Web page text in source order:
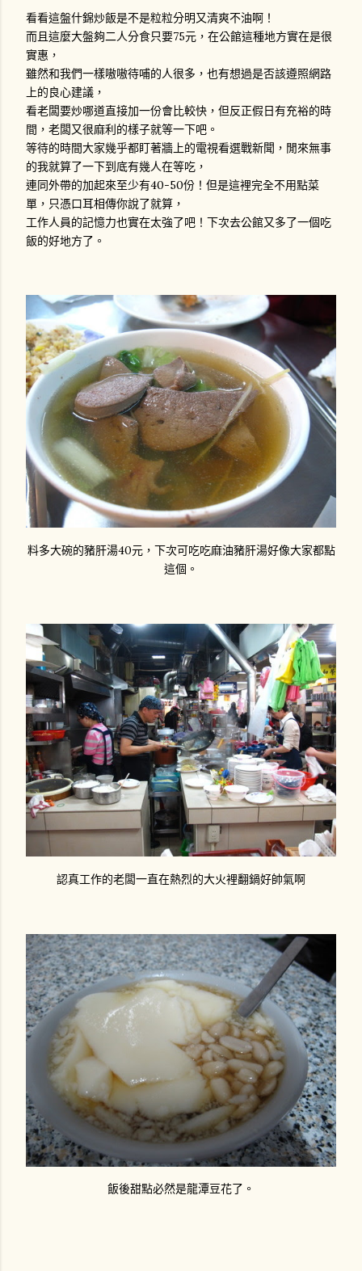
看看這盤什錦炒飯是不是粒粒分明又清爽不油啊！
而且這麼大盤夠二人分食只要75元，在公館這種地方實在是很
實惠，
雖然和我們一樣嗷嗷待哺的人很多，也有想過是否該遵照網路
上的良心建議，
看老闆要炒哪道直接加一份會比較快，但反正假日有充裕的時
間，老闆又很麻利的樣子就等一下吧。
等待的時間大家幾乎都盯著牆上的電視看選戰新聞，閒來無事
的我就算了一下到底有幾人在等吃，
連同外帶的加起來至少有40-50份！但是這裡完全不用點菜
單，只憑口耳相傳你說了就算，
工作人員的記憶力也實在太強了吧！下次去公館又多了一個吃
飯的好地方了。
料多大碗的豬肝湯40元，下次可吃吃麻油豬肝湯好像大家都點
這個。
認真工作的老闆一直在熱烈的大火裡翻鍋好帥氣啊
飯後甜點必然是龍潭豆花了。